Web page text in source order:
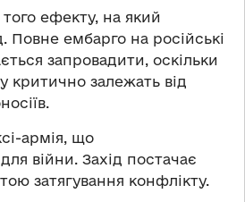
ефекту, на який
Повне ембарго на російські
запровадити, оскільки
критично залежать від
армія, що
війни. Захід постачає
затягування конфлікту.